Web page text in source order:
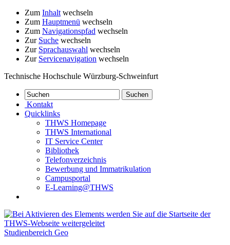
Zum Inhalt wechseln
Zum Hauptmenü wechseln
Zum Navigationspfad wechseln
Zur Suche wechseln
Zur Sprachauswahl wechseln
Zur Servicenavigation wechseln
Technische Hochschule Würzburg-Schweinfurt
Kontakt
Quicklinks
THWS Homepage
THWS International
IT Service Center
Bibliothek
Telefonverzeichnis
Bewerbung und Immatrikulation
Campusportal
E-Learning@THWS
Studienbereich Geo